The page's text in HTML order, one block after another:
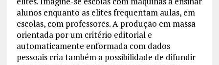
alunos enquanto as elites frequentam aulas, em
escolas, com professores. A produção em massa
orientada por um critério editorial e
automaticamente enformada com dados
pessoais cria também a possibilidade de difundir